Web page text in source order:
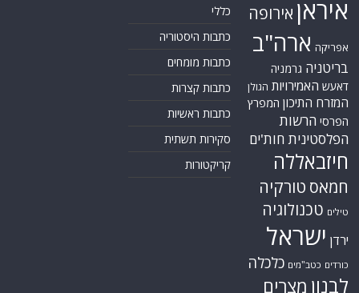
או"ם אוקראינה
איראןאירופה
אפריקה ארה"ב
בריטניה גרמניה
האמירויות
המזרח התיכון
המפרץ
הרשות
הפלסטינית חות'ים
חיזבאללה
חמאס טורקיה
טילים טכנולוגיה
ירדן ישראל
חדשות מהעולם
כללי
כתבות היסטוריה
כתבות מומחים
כתבות קצרות
כתבות ראשיות
סקירות תשתית